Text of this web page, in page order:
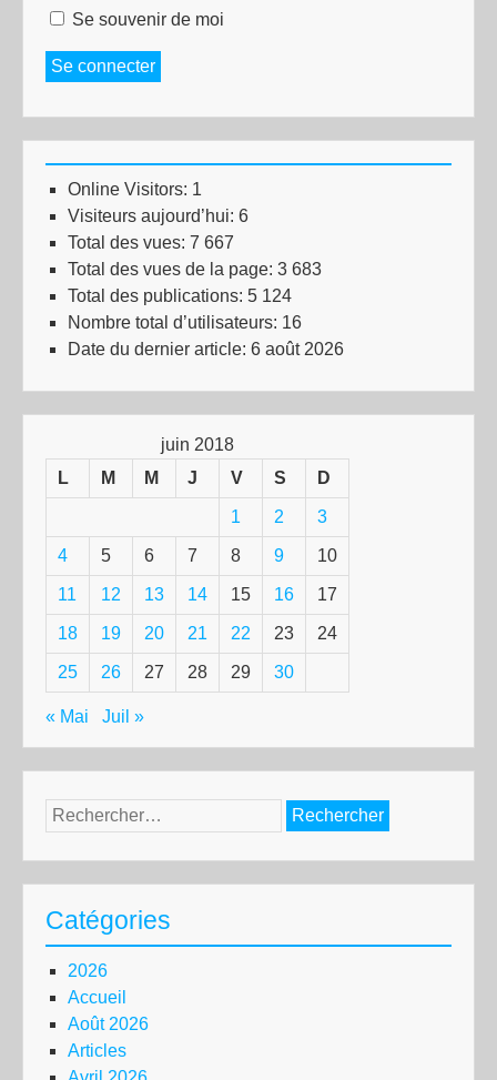
Se souvenir de moi
Se connecter
Online Visitors: 1
Visiteurs aujourd’hui: 6
Total des vues: 7 667
Total des vues de la page: 3 683
Total des publications: 5 124
Nombre total d’utilisateurs: 16
Date du dernier article: 6 août 2026
juin 2018
L
M M J V S D
1 2 3
4 5 6 7 8 9 10
11 12 13 14 15 16 17
18 19 20 21 22 23 24
25 26 27 28 29 30
« Mai Juil »
Rechercher :
Catégories
2026
Accueil
Août 2026
Articles